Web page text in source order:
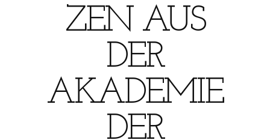
ZEN AUS
DER
AKADEMIE
DER